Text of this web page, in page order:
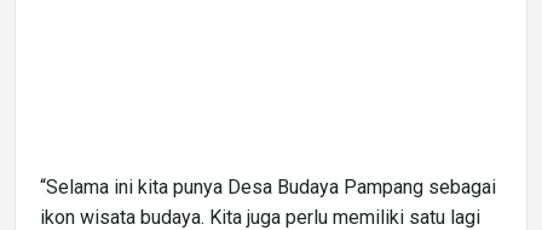
“Selama ini kita punya Desa Budaya Pampang sebagai
ikon wisata budaya. Kita juga perlu memiliki satu lagi